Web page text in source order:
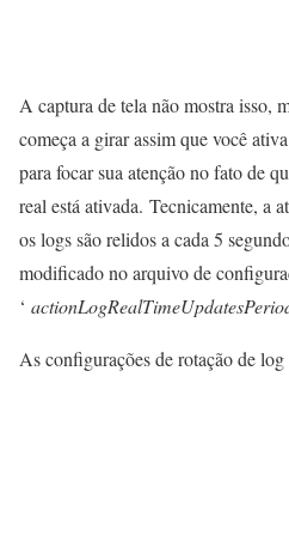
A captura de tela não mostra isso,
começa a girar assim que você
para focar sua atenção no fato de
real está ativada. Tecnicamente, a
os logs são relidos a cada 5
modificado no arquivo de
‘
As configurações de rotação de